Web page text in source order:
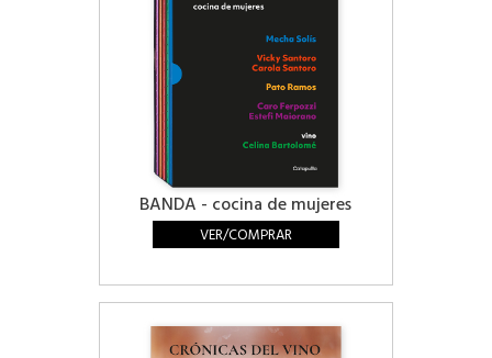
BANDA - cocina de mujeres
VER/COMPRAR